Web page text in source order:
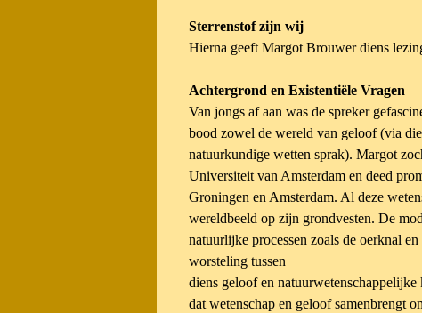
Sterrenstof zijn wij
Hierna geeft Margot Brouwer diens
Achtergrond en Existentiële Vragen
Van jongs af aan was de spreker
bood zowel de wereld van geloof (via
natuurkundige wetten sprak). Margot
Universiteit van Amsterdam en deed
Groningen en Amsterdam. Al deze
wereldbeeld op zijn grondvesten. De
natuurlijke processen zoals de oerknal
worsteling tussen
diens geloof en
dat wetenschap en geloof samenbrengt